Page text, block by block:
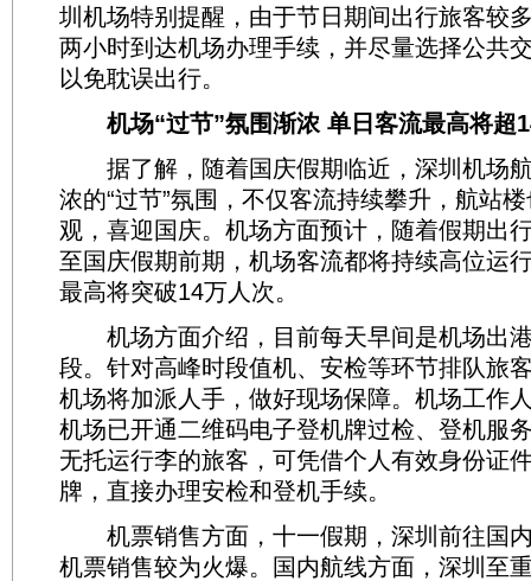
圳机场特别提醒，由于节日期间出行旅客较
两小时到达机场办理手续，并尽量选择公共
以免耽误出行。
机场“过节”氛围渐浓 单日客流最高将超
据了解，随着国庆假期临近，深圳机场
浓的“过节”氛围，不仅客流持续攀升，航站
观，喜迎国庆。机场方面预计，随着假期出
至国庆假期前期，机场客流都将持续高位运
最高将突破14万人次。
机场方面介绍，目前每天早间是机场出
段。针对高峰时段值机、安检等环节排队旅
机场将加派人手，做好现场保障。机场工作
机场已开通二维码电子登机牌过检、登机服
无托运行李的旅客，可凭借个人有效身份证
牌，直接办理安检和登机手续。
机票销售方面，十一假期，深圳前往国
机票销售较为火爆。国内航线方面，深圳至